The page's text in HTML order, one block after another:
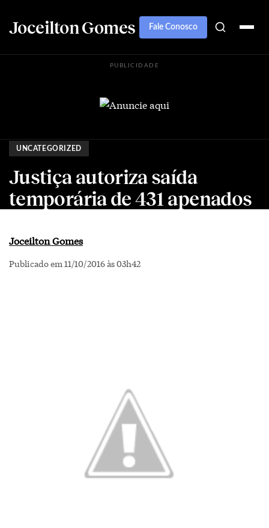
Joceilton Gomes Fale Conosco
PUBLICIDADE
UNCATEGORIZED
Justiça autoriza saída
temporária de 431 apenados
Joceilton Gomes
Publicado em 11/10/2016 às 03h42